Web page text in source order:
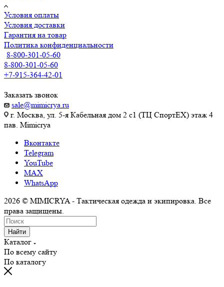
Условия оплаты
Условия доставки
Гарантия на товар
Политика конфиденциальности
8-800-301-05-60
8-800-301-05-60
+7-915-364-42-01
Заказать звонок
sale@mimicrya.ru
г. Москва, ул. 5-я Кабельная дом 2 с1 (ТЦ СпортEX) этаж 4
пав. Mimicrya
Вконтакте
Telegram
YouTube
MAX
WhatsApp
2026 © MIMICRYA - Тактическая одежда и экипировка. Все
права защищены.
Найти
Каталог
По всему сайту
По каталогу